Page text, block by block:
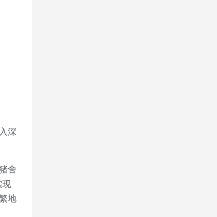
深
舍
现
地